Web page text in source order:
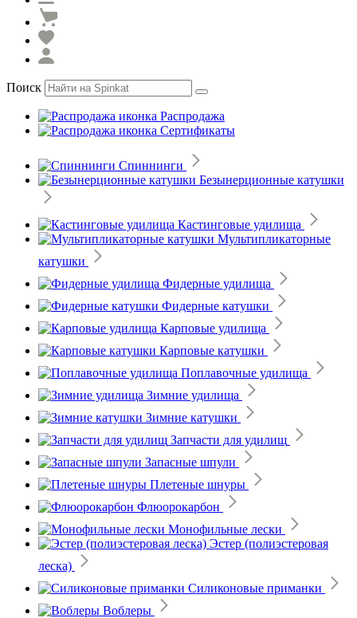
Поиск
Распродажа
Сертификаты
Спиннинги
Безынерционные катушки
Кастинговые удилища
Мультипликаторные
катушки
Фидерные удилища
Фидерные катушки
Карповые удилища
Карповые катушки
Поплавочные удилища
Зимние удилища
Зимние катушки
Запчасти для удилищ
Запасные шпули
Плетеные шнуры
Флюорокарбон
Монофильные лески
Эстер (полиэстеровая
леска)
Силиконовые приманки
Воблеры